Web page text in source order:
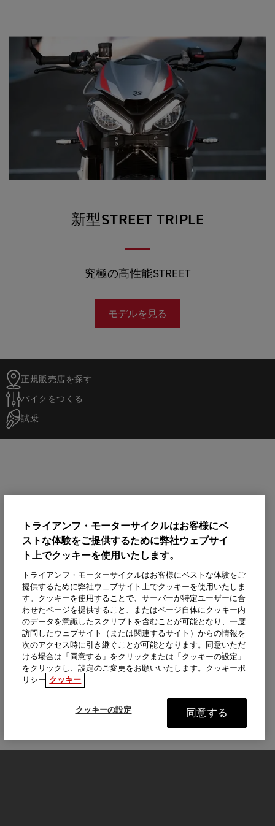
新型STREET TRIPLE
究極の高性能STREET
モデルを見る
正規販売店を探す
バイクをつくる
試乗
トライアンフ・モーターサイクルはお客様にベ
ストな体験をご提供するために弊社ウェブサイ
ト上でクッキーを使用いたします。
トライアンフ・モーターサイクルはお客様にベストな体験をご
提供するために弊社ウェブサイト上でクッキーを使用いたしま
す。クッキーを使用することで、サーバーが特定ユーザーに合
わせたページを提供すること、またはページ自体にクッキー内
のデータを意識したスクリプトを含むことが可能となり、一度
訪問したウェブサイト（または関連するサイト）からの情報を
次のアクセス時に引き継ぐことが可能となります。同意いただ
ける場合は「同意する」をクリックまたは「クッキーの設定」
をクリックし、設定のご変更をお願いいたします。クッキーポ
リシー クッキー
クッキーの設定 同意する